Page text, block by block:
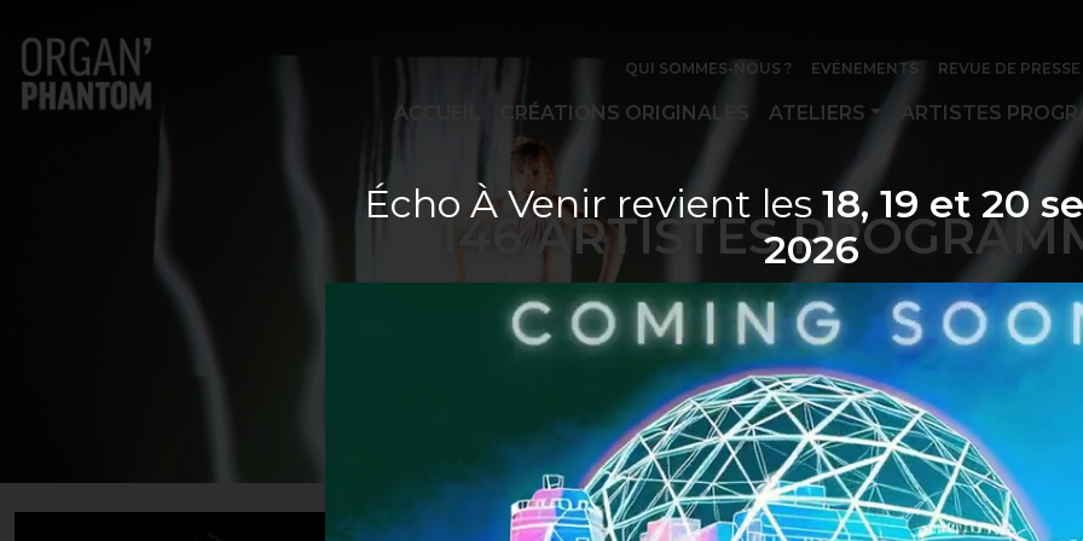
Navigation principale
QUI SOMMES-NOUS ? EVÉNEMENTS REVUE DE PRESSE
ACCUEIL CRÉATIONS ORIGINALES ATELIERS ARTISTES
146ARTISTES
Écho À Venir revient les18, 19 et 20
2026